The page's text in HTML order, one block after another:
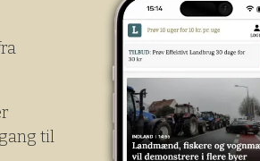
af 135 kroner.
til